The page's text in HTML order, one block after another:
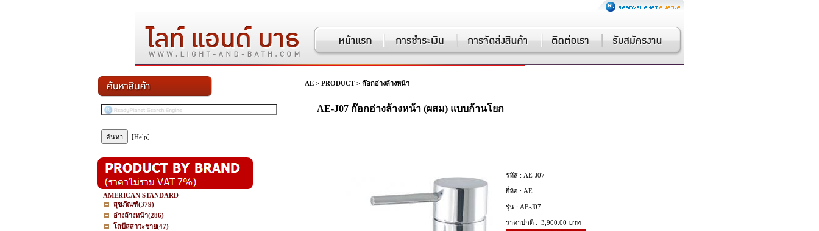
[Help]
AMERICAN STANDARD
สุขภัณฑ์(379)
อ่างล้างหน้า(286)
โถปัสสาวะชาย(47)
AE > PRODUCT> ก๊อกอ่างล้างหน้า
AE-J07 ก๊อกอ่างล้างหน้า (ผสม) แบบก้านโยก
รหัส : AE-J07
ยี่ห้อ : AE
รุ่น : AE-J07
ราคาปกติ : 3,900.00 บาท